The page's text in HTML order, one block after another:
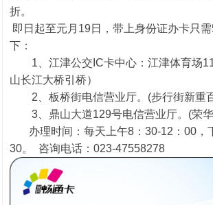
折。
即日起至元月19日， 带上身份证办卡只
下：
1、江津公交IC卡中心： 江津体育场
山长江大桥引桥）
2、板桥街电信营业厅。(步行街新重
3、鼎山大道129号电信营业厅。(荣
办理时间：每天上午8：30-12：00，
30。 咨询电话：023-47558278